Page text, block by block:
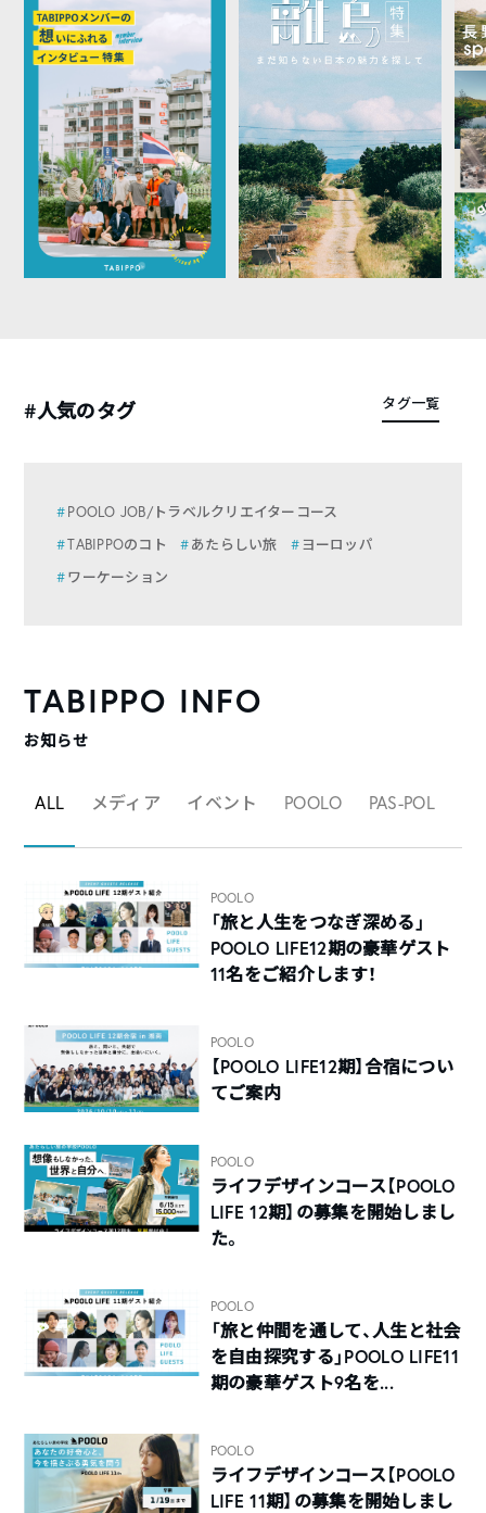
TABIPPO INFO
お知らせ
ALL メディア イベント POOLO PAS-POL
POOLO
「旅と人生をつなぎ深める」
POOLO LIFE12期の豪華ゲスト
11名をご紹介します！
POOLO
【POOLO LIFE12期】合宿につい
てご案内
POOLO
ライフデザインコース【POOLO
LIFE 12期】の募集を開始しまし
た。
POOLO
「旅と仲間を通して、人生と社会
を自由探究する」POOLO LIFE11
期の豪華ゲスト9名を...
POOLO
ライフデザインコース【POOLO
LIFE 11期】の募集を開始しまし
#人気のタグ タグ一覧
POOLO JOB/トラベルクリエイターコース
TABIPPOのコト
あたらしい旅
ヨーロッパ
ワーケーション